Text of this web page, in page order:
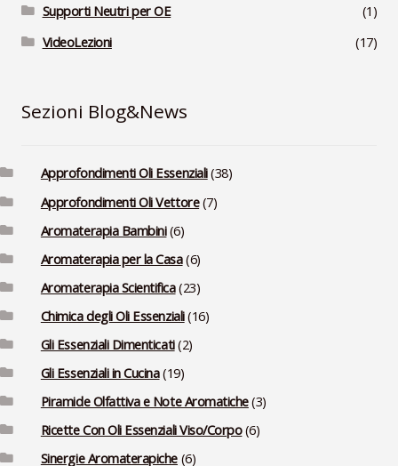
Supporti Neutri per OE
(1)
VideoLezioni
(17)
Sezioni Blog&News
Approfondimenti Oli Essenziali(38)
Approfondimenti Oli Vettore(7)
Aromaterapia Bambini(6)
Aromaterapia per la Casa(6)
Aromaterapia Scientifica(23)
Chimica degli Oli Essenziali(16)
Gli Essenziali Dimenticati(2)
Gli Essenziali in Cucina(19)
Piramide Olfattiva e Note Aromatiche(3)
Ricette Con Oli Essenziali Viso/Corpo(6)
Sinergie Aromaterapiche (6)